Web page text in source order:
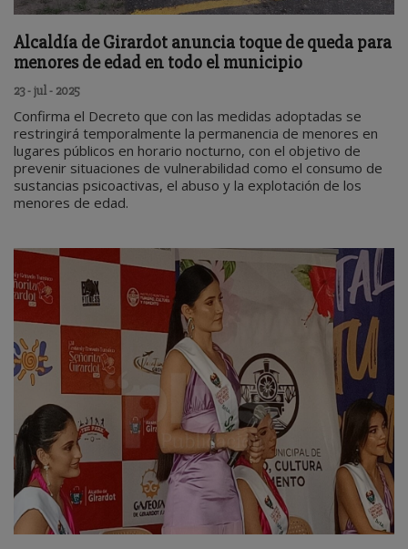
Alcaldía de Girardot anuncia toque de queda para
menores de edad en todo el municipio
23 - jul - 2025
Confirma el Decreto que con las medidas adoptadas se
restringirá temporalmente la permanencia de menores en
lugares públicos en horario nocturno, con el objetivo de
prevenir situaciones de vulnerabilidad como el consumo de
sustancias psicoactivas, el abuso y la explotación de los
menores de edad.